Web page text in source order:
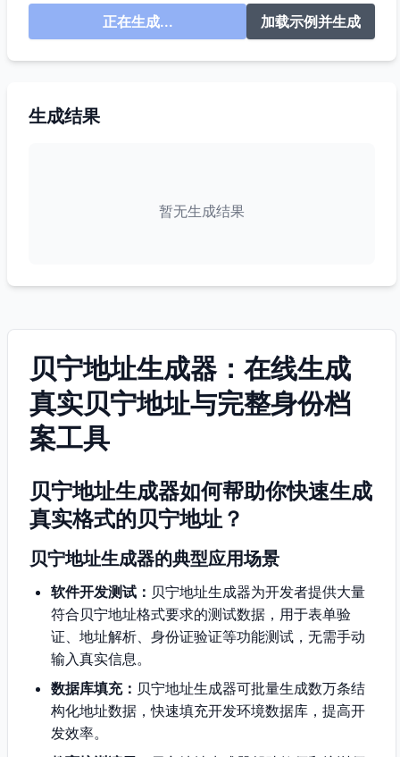
正在生成... 加载示例并生成
生成结果
暂无生成结果
贝宁地址生成器：在线生成
真实贝宁地址与完整身份档
案工具
贝宁地址生成器如何帮助你快速生成
真实格式的贝宁地址？
贝宁地址生成器的典型应用场景
软件开发测试： 贝宁地址生成器为开发者提供大量
符合贝宁地址格式要求的测试数据，用于表单验
证、地址解析、身份证验证等功能测试，无需手动
输入真实信息。
数据库填充： 贝宁地址生成器可批量生成数万条结
构化地址数据，快速填充开发环境数据库，提高开
发效率。